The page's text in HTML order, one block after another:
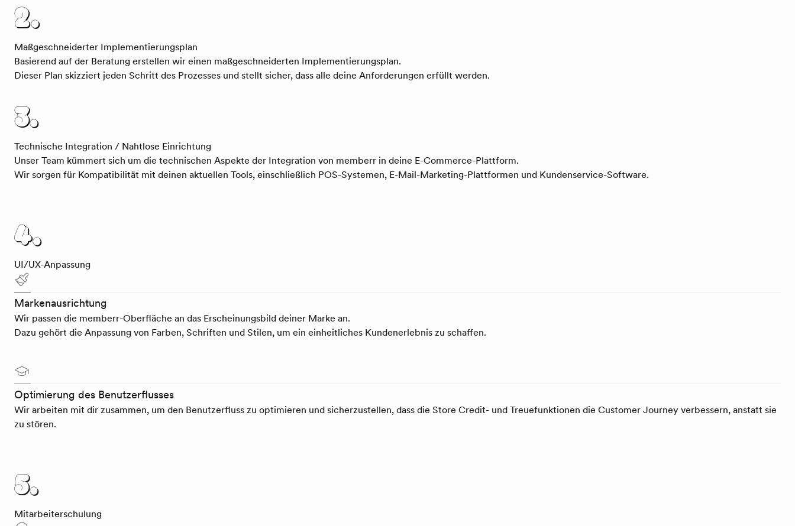
2.
Maßgeschneiderter Implementierungsplan
Basierend auf der Beratung erstellen wir einen maßgeschneiderten Implementierungsplan.
Dieser Plan skizziert jeden Schritt des Prozesses und stellt sicher, dass alle deine Anforderungen erfüllt werden.
3.
Technische Integration / Nahtlose Einrichtung
Unser Team kümmert sich um die technischen Aspekte der Integration von memberr in deine E-Commerce-Plattform.
Wir sorgen für Kompatibilität mit deinen aktuellen Tools, einschließlich POS-Systemen, E-Mail-Marketing-Plattformen und Kundenservice-Software.
4.
UI/UX-Anpassung
Markenausrichtung
Wir passen die memberr-Oberfläche an das Erscheinungsbild deiner Marke an.
Dazu gehört die Anpassung von Farben, Schriften und Stilen, um ein einheitliches Kundenerlebnis zu schaffen.
Optimierung des Benutzerflusses
Wir arbeiten mit dir zusammen, um den Benutzerfluss zu optimieren und sicherzustellen, dass die Store Credit- und Treuefunktionen die Customer Journey verbessern, anstatt sie
zu stören.
5.
Mitarbeiterschulung